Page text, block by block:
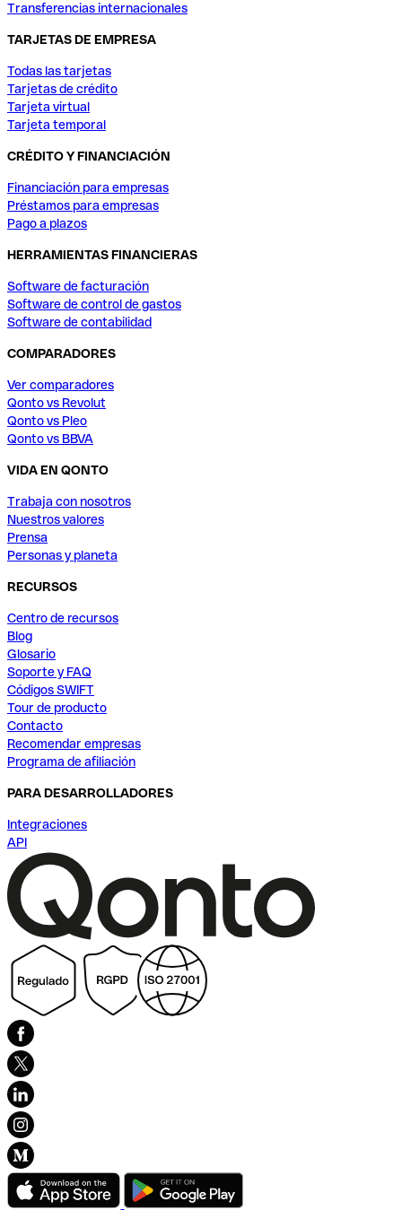
Transferencias internacionales
TARJETAS DE EMPRESA
Todas las tarjetas
Tarjetas de crédito
Tarjeta virtual
Tarjeta temporal
CRÉDITO Y FINANCIACIÓN
Financiación para empresas
Préstamos para empresas
Pago a plazos
HERRAMIENTAS FINANCIERAS
Software de facturación
Software de control de gastos
Software de contabilidad
COMPARADORES
Ver comparadores
Qonto vs Revolut
Qonto vs Pleo
Qonto vs BBVA
VIDA EN QONTO
Trabaja con nosotros
Nuestros valores
Prensa
Personas y planeta
RECURSOS
Centro de recursos
Blog
Glosario
Soporte y FAQ
Códigos SWIFT
Tour de producto
Contacto
Recomendar empresas
Programa de afiliación
PARA DESARROLLADORES
Integraciones
API